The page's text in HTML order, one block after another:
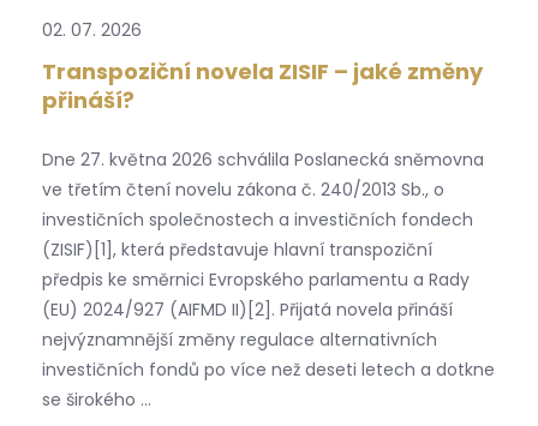
02. 07. 2026
Transpoziční novela ZISIF – jaké změny
přináší?
Dne 27. května 2026 schválila Poslanecká sněmovna
ve třetím čtení novelu zákona č. 240/2013 Sb., o
investičních společnostech a investičních fondech
(ZISIF)[1], která představuje hlavní transpoziční
předpis ke směrnici Evropského parlamentu a Rady
(EU) 2024/927 (AIFMD II)[2]. Přijatá novela přináší
nejvýznamnější změny regulace alternativních
investičních fondů po více než deseti letech a dotkne
se širokého …